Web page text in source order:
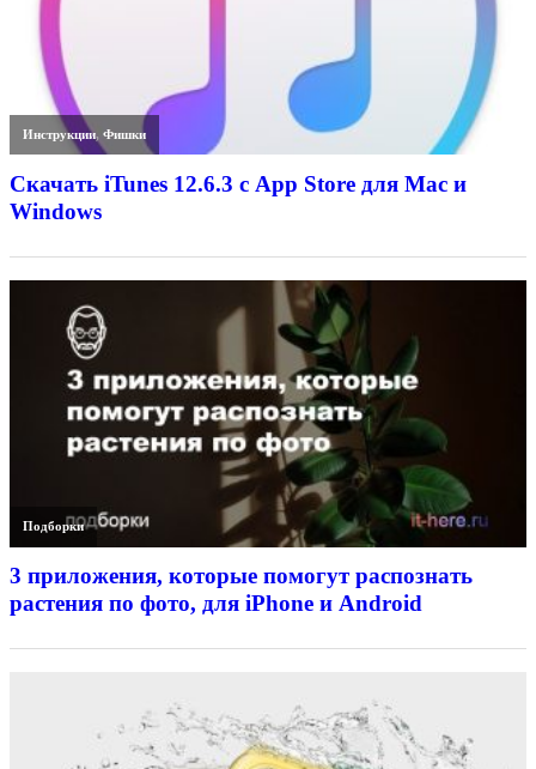
Инструкции,Фишки
Скачать iTunes 12.6.3 с App Store для Mac и
Windows
Подборки
3 приложения, которые помогут распознать
растения по фото, для iPhone и Android